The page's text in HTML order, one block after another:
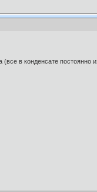
в конденсате